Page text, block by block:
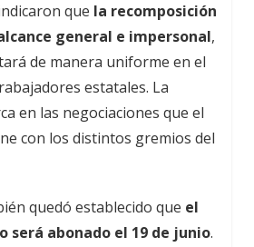
que la recomposición
general e impersonal,
de manera uniforme en el
estatales. La
en las negociaciones que el
con los distintos gremios del
quedó establecido que el
será abonado el 19 de junio.